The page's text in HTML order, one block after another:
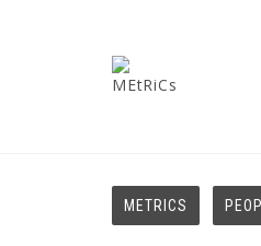
METRICS